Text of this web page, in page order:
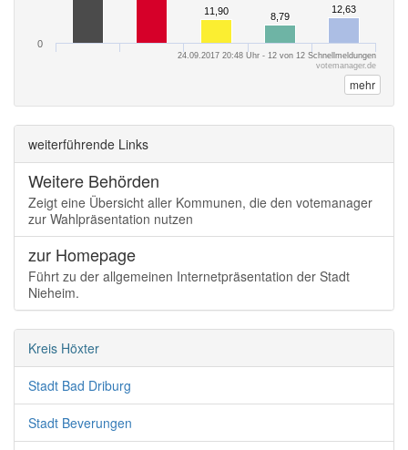
24.09.2017 20:48 Uhr - 12 von 12 Schnellmeldungen
11,90
11,90 8,79
8,79
12,63
12,63
0
votemanager.de
mehr
weiterführende Links
Weitere Behörden
Zeigt eine Übersicht aller Kommunen, die den votemanager
zur Wahlpräsentation nutzen
zur Homepage
Führt zu der allgemeinen Internetpräsentation der Stadt
Nieheim.
Kreis Höxter
Stadt Bad Driburg
Stadt Beverungen